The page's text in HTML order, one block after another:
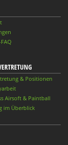
& Positionen
Airsoft & Paintball
im Überblick